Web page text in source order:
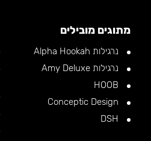
מתוגים מובילים
נרגילות Alpha Hookah
נרגילות Amy Deluxe